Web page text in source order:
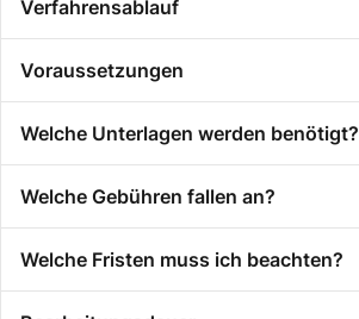
Verfahrensablauf
Voraussetzungen
Welche Unterlagen werden benötigt?
Welche Gebühren fallen an?
Welche Fristen muss ich beachten?